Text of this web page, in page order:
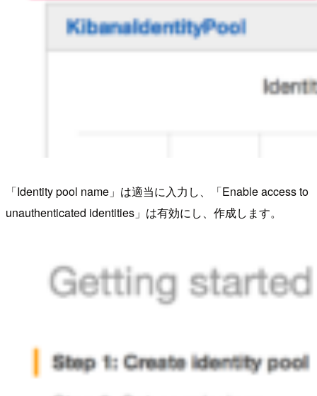
「Identity pool name」は適当に入力し、「Enable access to
unauthenticated identities」は有効にし、作成します。